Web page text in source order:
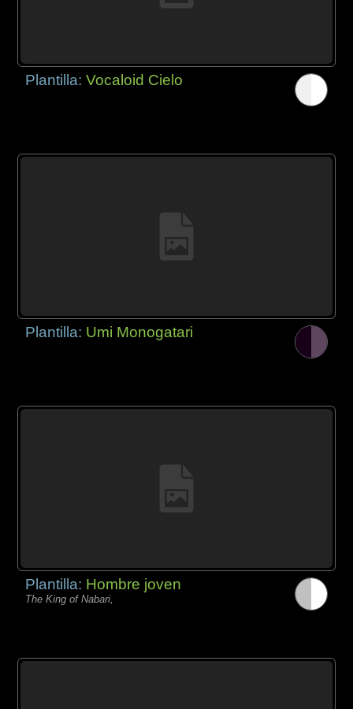
Plantilla:Vocaloid Cielo
Plantilla: Umi Monogatari
Plantilla: Hombre joven
The King of Nabari,